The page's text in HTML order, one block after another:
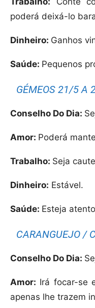
poderá deixá-lo
Dinheiro: Ganhos
Saúde: Pequenos
GÉMEOS 21/5 A
Conselho Do Dia:
Amor: Poderá
Trabalho: Seja
Dinheiro: Estável.
Saúde: Esteja
CARANGUEJO /
Conselho Do Dia:
Amor: Irá focar-se
apenas lhe trazem